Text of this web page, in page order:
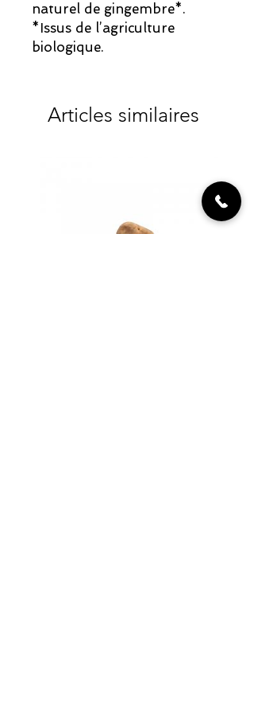
naturel de gingembre*.
*Issus de l’agriculture
biologique.
Articles similaires